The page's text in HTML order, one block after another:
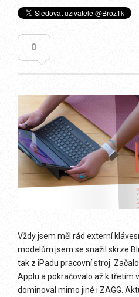
0
Vždy jsem měl rád externí
modelům jsem se snažil skrze
tak z iPadu pracovní stroj.
Applu a pokračovalo až k třetím
dominoval mimo jiné i ZAGG.